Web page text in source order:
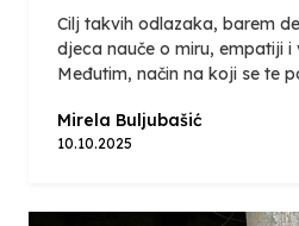
Cilj takvih odlazaka, barem
djeca nauče o miru, empatiji i
Međutim, način na koji se te
Mirela Buljubašić
10.10.2025